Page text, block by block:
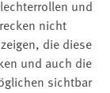
und
nicht
die diese
und auch die
sichtbar